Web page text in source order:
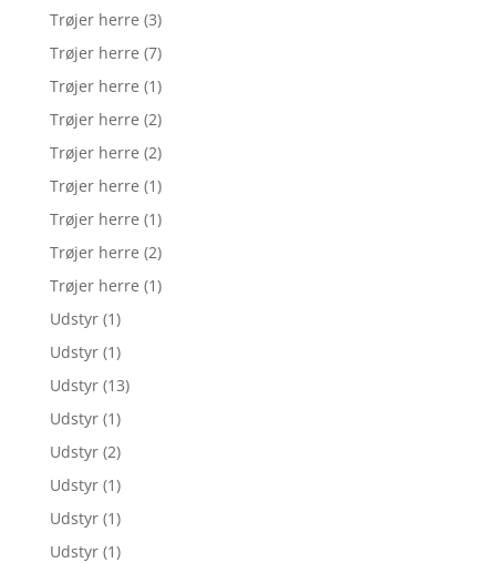
Trøjer herre (3)
Trøjer herre (7)
Trøjer herre (1)
Trøjer herre (2)
Trøjer herre (2)
Trøjer herre (1)
Trøjer herre (1)
Trøjer herre (2)
Trøjer herre (1)
Udstyr (1)
Udstyr (1)
Udstyr (13)
Udstyr (1)
Udstyr (2)
Udstyr (1)
Udstyr (1)
Udstyr (1)